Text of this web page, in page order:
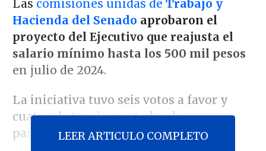
Las comisiones unidas de Trabajo y
Hacienda del Senado aprobaron el
proyecto del Ejecutivo que reajusta el
salario mínimo hasta los 500 mil pesos
en julio de 2024.
La iniciativa tuvo seis votos a favor y
cuatro abstenciones, todas de
parlamentarios de Chile Vamos.
LEER ARTICULO COMPLETO